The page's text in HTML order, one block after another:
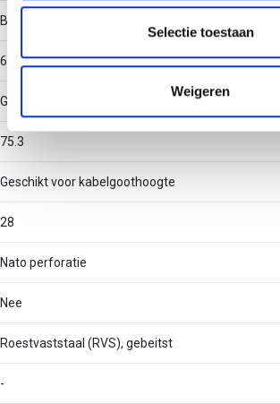
partners voor social media, adverteren
partners kunnen deze gegevens
informatie die u aan ze heeft verstrekt of
verzameld op basis van uw gebruik van
Selectie toestaan
Weigeren
Binnenstraal
60
Geschikt voor kabelgootbreedte
75.3
Geschikt voor kabelgoothoogte
28
Nato perforatie
Nee
Roestvaststaal (RVS), gebeitst
-